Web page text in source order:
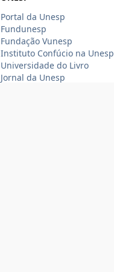
Portal da Unesp
Fundunesp
Fundação Vunesp
Instituto Confúcio na Unesp
Universidade do Livro
Jornal da Unesp